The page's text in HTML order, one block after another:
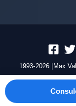
1993-2026 |Max